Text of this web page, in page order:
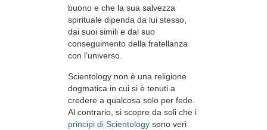
buono e che la sua salvezza
spirituale dipenda da lui stesso,
dai suoi simili e dal suo
conseguimento della fratellanza
con l’universo.
Scientology non è una religione
dogmatica in cui si è tenuti a
credere a qualcosa solo per fede.
Al contrario, si scopre da soli che i
principi di Scientology sono veri